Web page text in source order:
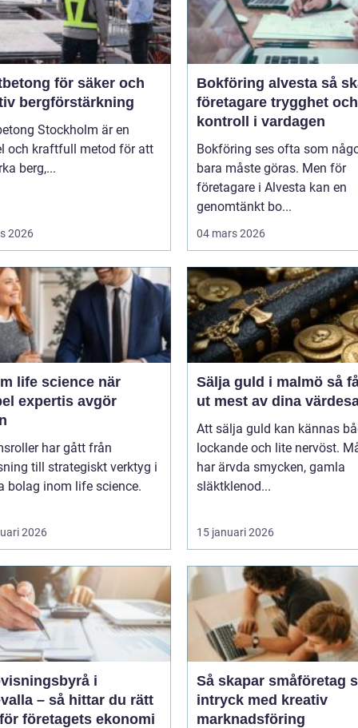
för säker och
bergförstärkning
Stockholm är en
och kraftfull metod för att
berg,...
2026
Bokföring alvesta så skapar
företagare trygghet och
kontroll i vardagen
Bokföring ses ofta som
bara måste göras. Men för
företagare i Alvesta kan en
genomtänkt bo...
04 mars 2026
life science när
expertis avgör
har gått från
till strategiskt verktyg i
bolag inom life science.
2026
Sälja guld i malmö så får du
ut mest av dina
Att sälja guld kan kännas
lockande och lite nervöst.
har ärvda smycken, gamla
släktklenod...
15 januari 2026
i
– så hittar du rätt
företagets ekonomi
Så skapar småföretag
intryck med kreativ
marknadsföring